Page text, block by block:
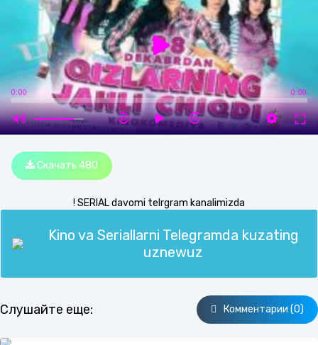
0:00 0:00
Скачать 480
! SERIAL davomi telrgram kanalimizda
Kino va Seriallarni Telegramda kuzating
uznewuz
Слушайте еще: Комментарии (0)